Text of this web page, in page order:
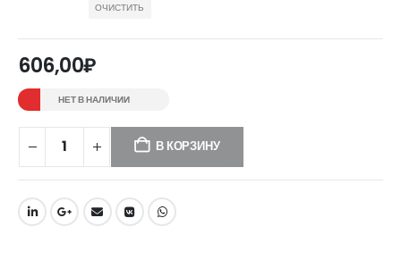
ОЧИСТИТЬ
606,00₽
НЕТ В НАЛИЧИИ
В КОРЗИНУ